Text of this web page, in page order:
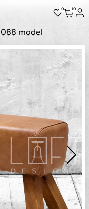
0 10
088 model